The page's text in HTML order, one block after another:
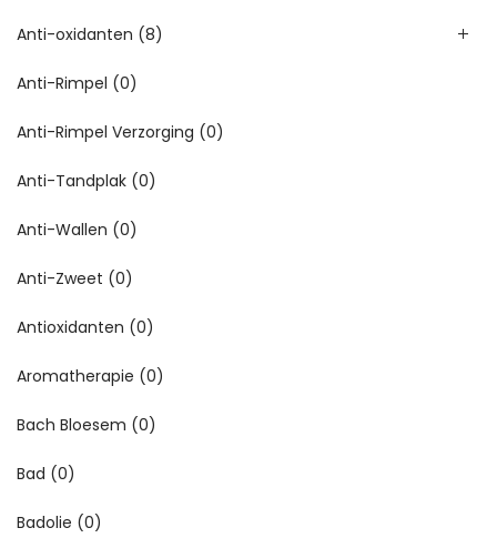
Anti-oxidanten (8)
Anti-Rimpel (0)
Anti-Rimpel Verzorging (0)
Anti-Tandplak (0)
Anti-Wallen (0)
Anti-Zweet (0)
Antioxidanten (0)
Aromatherapie (0)
Bach Bloesem (0)
Bad (0)
Badolie (0)